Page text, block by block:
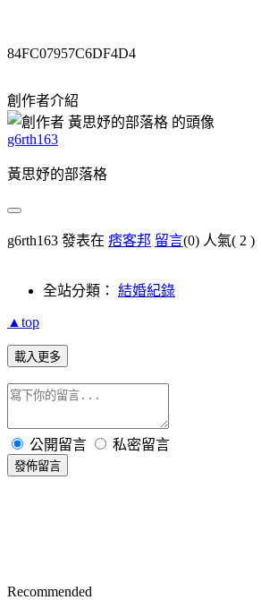
84FC07957C6DF4D4
創作者介紹
g6rth163
黃思妤的部落格
g6rth163 發表在 痞客邦 留言(0) 人氣( 2 )
全站分類： 結婚紀錄
▲top
載入更多
公開留言 私密留言
發佈留言
Recommended